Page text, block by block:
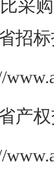
采
招
产